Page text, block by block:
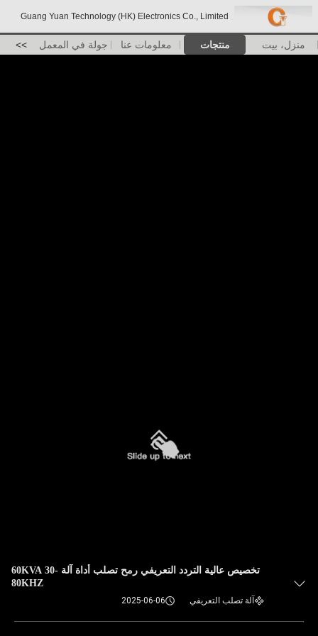
Guang Yuan Technology (HK) Electronics Co., Limited
منزل، بيت منتجات معلومات عنا جولة في المعمل >>
تخصيص عالية التردد التعريفي رمح تصلب أداة آلة 60KVA 30-
80KHZ
آلة تصلب التعريفي 2025-06-06